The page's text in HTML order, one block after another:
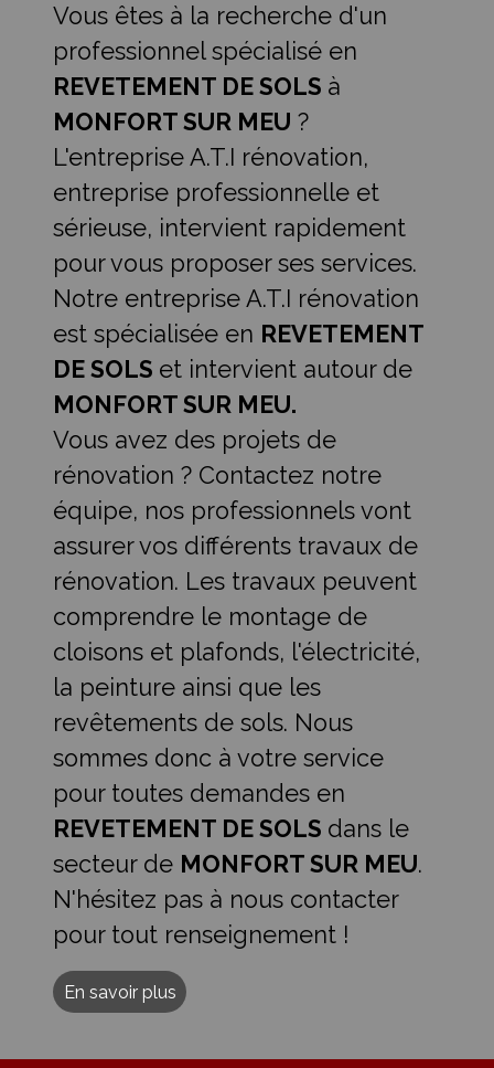
Vous êtes à la recherche d'un
professionnel spécialisé en
REVETEMENT DE SOLS à
MONFORT SUR MEU ?
L'entreprise A.T.I rénovation,
entreprise professionnelle et
sérieuse, intervient rapidement
pour vous proposer ses services.
Notre entreprise A.T.I rénovation
est spécialisée en REVETEMENT
DE SOLS et intervient autour de
MONFORT SUR MEU.
Vous avez des projets de
rénovation ? Contactez notre
équipe, nos professionnels vont
assurer vos différents travaux de
rénovation. Les travaux peuvent
comprendre le montage de
cloisons et plafonds, l'électricité,
la peinture ainsi que les
revêtements de sols. Nous
sommes donc à votre service
pour toutes demandes en
REVETEMENT DE SOLS dans le
secteur de MONFORT SUR MEU.
N'hésitez pas à nous contacter
pour tout renseignement !
En savoir plus